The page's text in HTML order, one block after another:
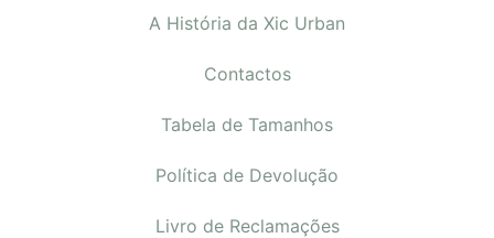
A História da Xic Urban
Contactos
Tabela de Tamanhos
Política de Devolução
Livro de Reclamações